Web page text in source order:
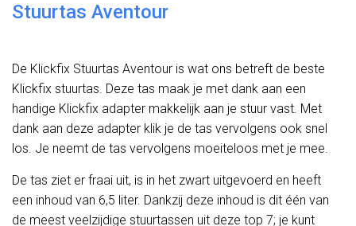
Stuurtas Aventour
De Klickfix Stuurtas Aventour is wat ons betreft de beste
Klickfix stuurtas. Deze tas maak je met dank aan een
handige Klickfix adapter makkelijk aan je stuur vast. Met
dank aan deze adapter klik je de tas vervolgens ook snel
los. Je neemt de tas vervolgens moeiteloos met je mee.
De tas ziet er fraai uit, is in het zwart uitgevoerd en heeft
een inhoud van 6,5 liter. Dankzij deze inhoud is dit één van
de meest veelzijdige stuurtassen uit deze top 7; je kunt